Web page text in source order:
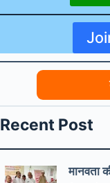
Recent Post
मानवता